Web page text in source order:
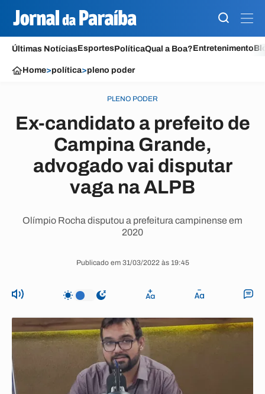
Últimas NotíciasEsportesPolíticaQual a Boa?Entretenimento
Home>política>pleno poder
PLENO PODER
Ex-candidato a prefeito de
Campina Grande,
advogado vai disputar
vaga na ALPB
Olímpio Rocha disputou a prefeitura campinense em
2020
Publicado em 31/03/2022 às 19:45